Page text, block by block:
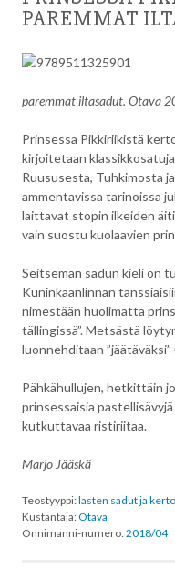
PAREMMAT
paremmat iltasadut. Otava
Prinsessa Pikkiriikistä
kirjoitetaan
Ruususesta, Tuhkimosta
ammentavissa tarinoissa
laittavat stopin ilkeiden
vain suostu kuolaavien
Seitsemän sadun kieli on
Kuninkaanlinnan
nimestään huolimatta
tällingissä”. Metsästä
luonnehditaan ”jäätäväksi”
Pähkähullujen, hetkittäin
prinsessaisia
kutkuttavaa ristiriitaa.
Marjo Jääskä
Teostyyppi:lasten sadut ja
Kustantaja:Otava
Onnimanni-numero:2018/04